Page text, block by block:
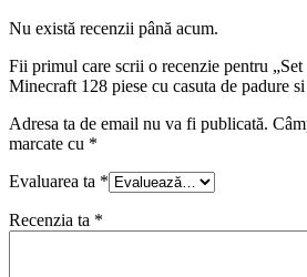
Nu există recenzii până acum.
Fii primul care scrii o recenzie pentru
Minecraft 128 piese cu casuta de padure
Adresa ta de email nu va fi publicată.
marcate cu *
Evaluarea ta *
Recenzia ta *